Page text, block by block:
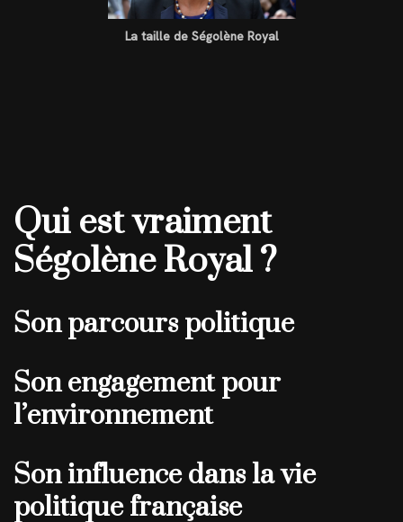
La taille de Ségolène Royal
Qui est vraiment
Ségolène Royal ?
Son parcours politique
Son engagement pour
l’environnement
Son influence dans la vie
politique française